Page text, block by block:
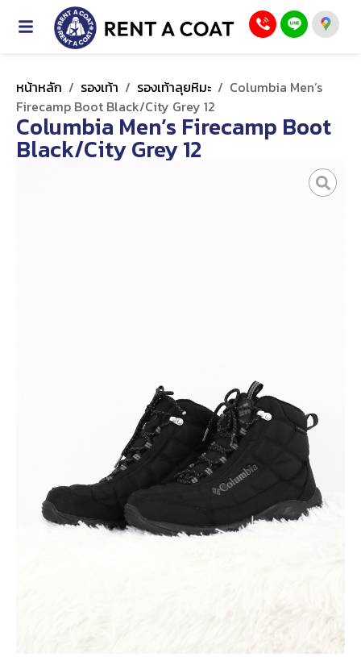
หน้าหลัก / รองเท้า / รองเท้าลุยหิมะ / Columbia Men’s
Firecamp Boot Black/City Grey 12
Columbia Men’s Firecamp Boot
Black/City Grey 12